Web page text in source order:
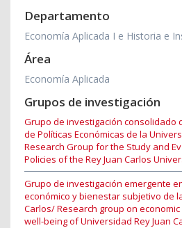
Departamento
Economía Aplicada I e Historia e
Área
Economía Aplicada
Grupos de investigación
Grupo de investigación consolidado
de Políticas Económicas de la
Research Group for the Study and
Policies of the Rey Juan Carlos
Grupo de investigación emergente
económico y bienestar subjetivo de
Carlos/ Research group on
well-being of Universidad Rey Juan